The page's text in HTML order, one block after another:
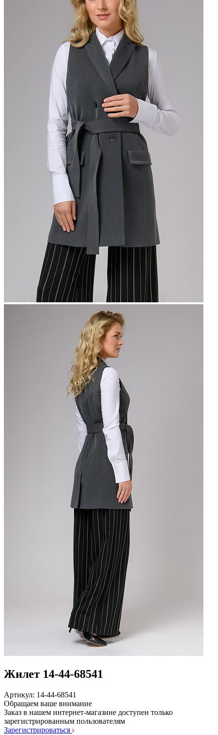
Жилет 14-44-68541
Артикул: 14-44-68541
Обращаем ваше внимание
Заказ в нашем интернет-магазине доступен только
зарегистрированным пользователям
Зарегистрироваться